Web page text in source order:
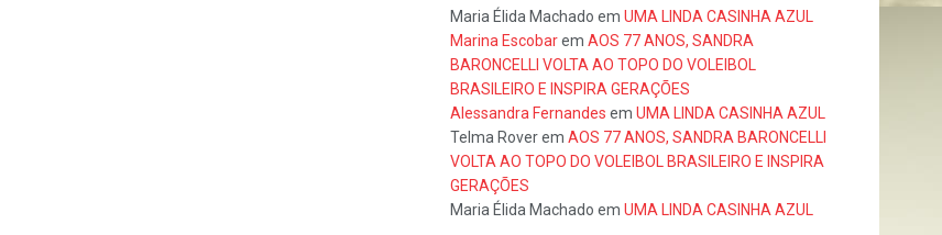
Maria Élida Machado em UMA LINDA CASINHA AZUL
Marina Escobarem AOS 77 ANOS, SANDRA
BARONCELLI VOLTA AO TOPO DO VOLEIBOL
BRASILEIRO E INSPIRA GERAÇÕES
Alessandra Fernandes em UMA LINDA CASINHA AZUL
Telma Roverem AOS 77 ANOS, SANDRA BARONCELLI
VOLTA AO TOPO DO VOLEIBOL BRASILEIRO E INSPIRA
GERAÇÕES
Maria Élida Machado em UMA LINDA CASINHA AZUL